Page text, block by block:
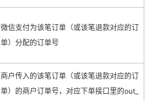
微信支付为该笔订单（或该笔退款对应的订
单）分配的订单号
商户传入的该笔订单（或该笔退款对应的订
单）的商户订单号，对应下单接口里的out_